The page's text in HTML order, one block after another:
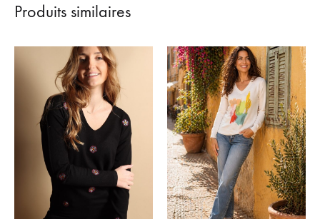
Produits similaires